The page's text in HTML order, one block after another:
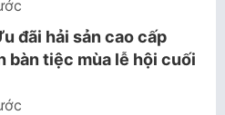
đãi hải sản cao cấp
bàn tiệc mùa lễ hội cuối